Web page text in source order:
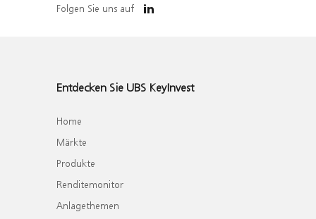
Folgen Sie uns auf
Entdecken Sie UBS KeyInvest
Home
Märkte
Produkte
Renditemonitor
Anlagethemen